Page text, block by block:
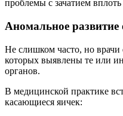
проблемы с зачатием
Аномальное
Не слишком часто, но врачи
которых выявлены те или
органов.
В медицинской практике
касающиеся яичек: